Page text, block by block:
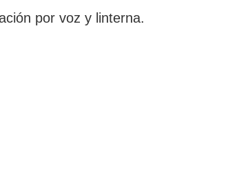
por voz y linterna.